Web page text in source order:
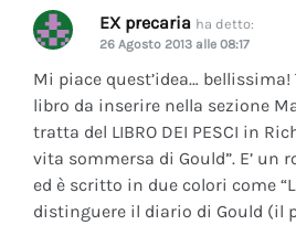
EX precaria ha detto:
26 Agosto 2013 alle 08:17
Mi piace quest’idea…
libro da inserire nella sezione
tratta del LIBRO DEI PESCI in
vita sommersa di Gould”. E’ un
ed è scritto in due colori come
distinguere il diario di Gould (il